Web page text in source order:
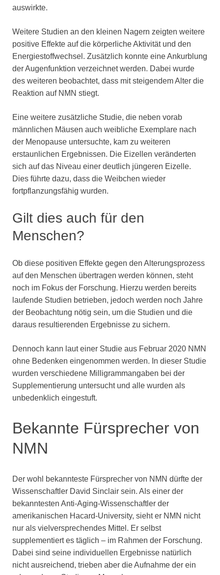
auswirkte.
Weitere Studien an den kleinen Nagern zeigten weitere
positive Effekte auf die körperliche Aktivität und den
Energiestoffwechsel. Zusätzlich konnte eine Ankurblung
der Augenfunktion verzeichnet werden. Dabei wurde
des weiteren beobachtet, dass mit steigendem Alter die
Reaktion auf NMN stiegt.
Eine weitere zusätzliche Studie, die neben vorab
männlichen Mäusen auch weibliche Exemplare nach
der Menopause untersuchte, kam zu weiteren
erstaunlichen Ergebnissen. Die Eizellen veränderten
sich auf das Niveau einer deutlich jüngeren Eizelle.
Dies führte dazu, dass die Weibchen wieder
fortpflanzungsfähig wurden.
Gilt dies auch für den
Menschen?
Ob diese positiven Effekte gegen den Alterungsprozess
auf den Menschen übertragen werden können, steht
noch im Fokus der Forschung. Hierzu werden bereits
laufende Studien betrieben, jedoch werden noch Jahre
der Beobachtung nötig sein, um die Studien und die
daraus resultierenden Ergebnisse zu sichern.
Dennoch kann laut einer Studie aus Februar 2020 NMN
ohne Bedenken eingenommen werden. In dieser Studie
wurden verschiedene Milligrammangaben bei der
Supplementierung untersucht und alle wurden als
unbedenklich eingestuft.
Bekannte Fürsprecher von
NMN
Der wohl bekannteste Fürsprecher von NMN dürfte der
Wissenschaftler David Sinclair sein. Als einer der
bekanntesten Anti-Aging-Wissenschaftler der
amerikanischen Hacard-University, sieht er NMN nicht
nur als vielversprechendes Mittel. Er selbst
supplementiert es täglich – im Rahmen der Forschung.
Dabei sind seine individuellen Ergebnisse natürlich
nicht ausreichend, trieben aber die Aufnahme der ein